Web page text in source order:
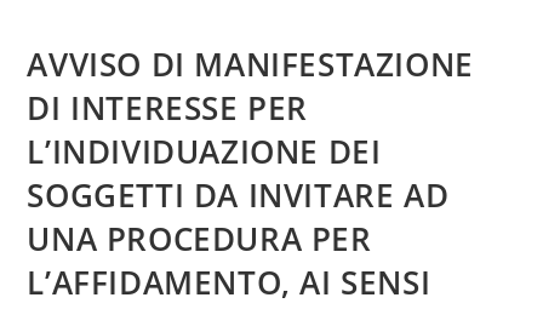
AVVISO DI MANIFESTAZIONE
DI INTERESSE PER
L’INDIVIDUAZIONE DEI
SOGGETTI DA INVITARE AD
UNA PROCEDURA PER
L’AFFIDAMENTO, AI SENSI